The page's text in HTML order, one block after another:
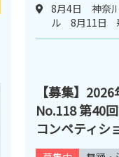
8月4日 神奈
ル 8月11日
【募集】
No.118 第40
コンペティシ